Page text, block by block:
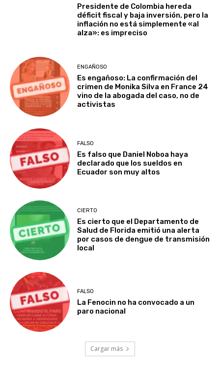
Presidente de Colombia hereda
déficit fiscal y baja inversión, pero la
inflación no está simplemente «al
alza»: es impreciso
ENGAÑOSO
Es engañoso: La confirmación del
crimen de Monika Silva en France 24
vino de la abogada del caso, no de
activistas
FALSO
Es falso que Daniel Noboa haya
declarado que los sueldos en
Ecuador son muy altos
CIERTO
Es cierto que el Departamento de
Salud de Florida emitió una alerta
por casos de dengue de transmisión
local
FALSO
La Fenocin no ha convocado a un
paro nacional
Cargar más